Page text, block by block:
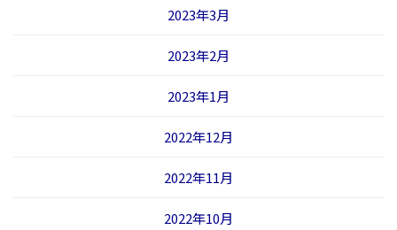
2023年3月
2023年2月
2023年1月
2022年12月
2022年11月
2022年10月